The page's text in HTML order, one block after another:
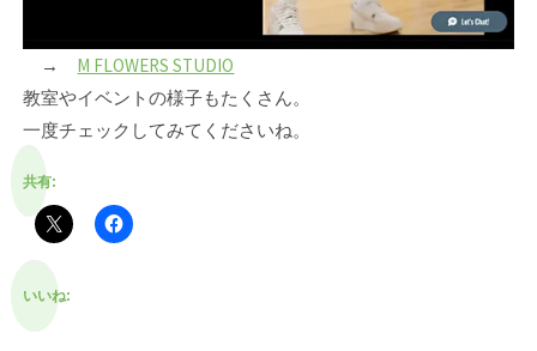
→ M FLOWERS STUDIO
教室やイベントの様子もたくさん。
一度チェックしてみてくださいね。
共有:
いいね: